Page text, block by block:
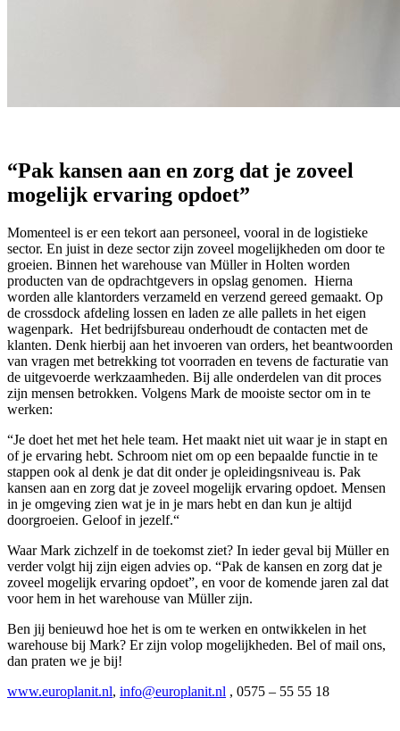
“Pak kansen aan en zorg dat je zoveel
mogelijk ervaring opdoet”
Momenteel is er een tekort aan personeel, vooral in de logistieke
sector. En juist in deze sector zijn zoveel mogelijkheden om door te
groeien. Binnen het warehouse van Müller in Holten worden
producten van de opdrachtgevers in opslag genomen. Hierna
worden alle klantorders verzameld en verzend gereed gemaakt. Op
de crossdock afdeling lossen en laden ze alle pallets in het eigen
wagenpark. Het bedrijfsbureau onderhoudt de contacten met de
klanten. Denk hierbij aan het invoeren van orders, het beantwoorden
van vragen met betrekking tot voorraden en tevens de facturatie van
de uitgevoerde werkzaamheden. Bij alle onderdelen van dit proces
zijn mensen betrokken. Volgens Mark de mooiste sector om in te
werken:
“Je doet het met het hele team. Het maakt niet uit waar je in stapt en
of je ervaring hebt. Schroom niet om op een bepaalde functie in te
stappen ook al denk je dat dit onder je opleidingsniveau is. Pak
kansen aan en zorg dat je zoveel mogelijk ervaring opdoet. Mensen
in je omgeving zien wat je in je mars hebt en dan kun je altijd
doorgroeien. Geloof in jezelf.“
Waar Mark zichzelf in de toekomst ziet? In ieder geval bij Müller en
verder volgt hij zijn eigen advies op. “Pak de kansen en zorg dat je
zoveel mogelijk ervaring opdoet”, en voor de komende jaren zal dat
voor hem in het warehouse van Müller zijn.
Ben jij benieuwd hoe het is om te werken en ontwikkelen in het
warehouse bij Mark? Er zijn volop mogelijkheden. Bel of mail ons,
dan praten we je bij!
www.europlanit.nl, info@europlanit.nl , 0575 – 55 55 18